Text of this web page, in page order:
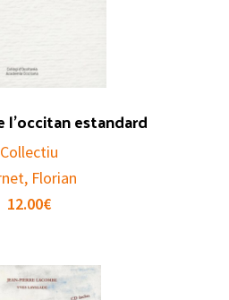
l’occitan estandard
Collectiu
Florian
12.00€